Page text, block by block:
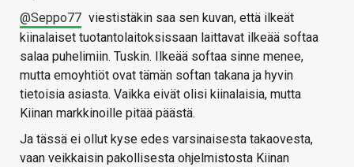
@Seppo77 viestistäkin saa sen kuvan, että ilkeät
kiinalaiset tuotantolaitoksissaan laittavat ilkeää softaa
salaa puhelimiin. Tuskin. Ilkeää softaa sinne menee,
mutta emoyhtiöt ovat tämän softan takana ja hyvin
tietoisia asiasta. Vaikka eivät olisi kiinalaisia, mutta
Kiinan markkinoille pitää päästä.
Ja tässä ei ollut kyse edes varsinaisesta takaovesta,
vaan veikkaisin pakollisesta ohjelmistosta Kiinan